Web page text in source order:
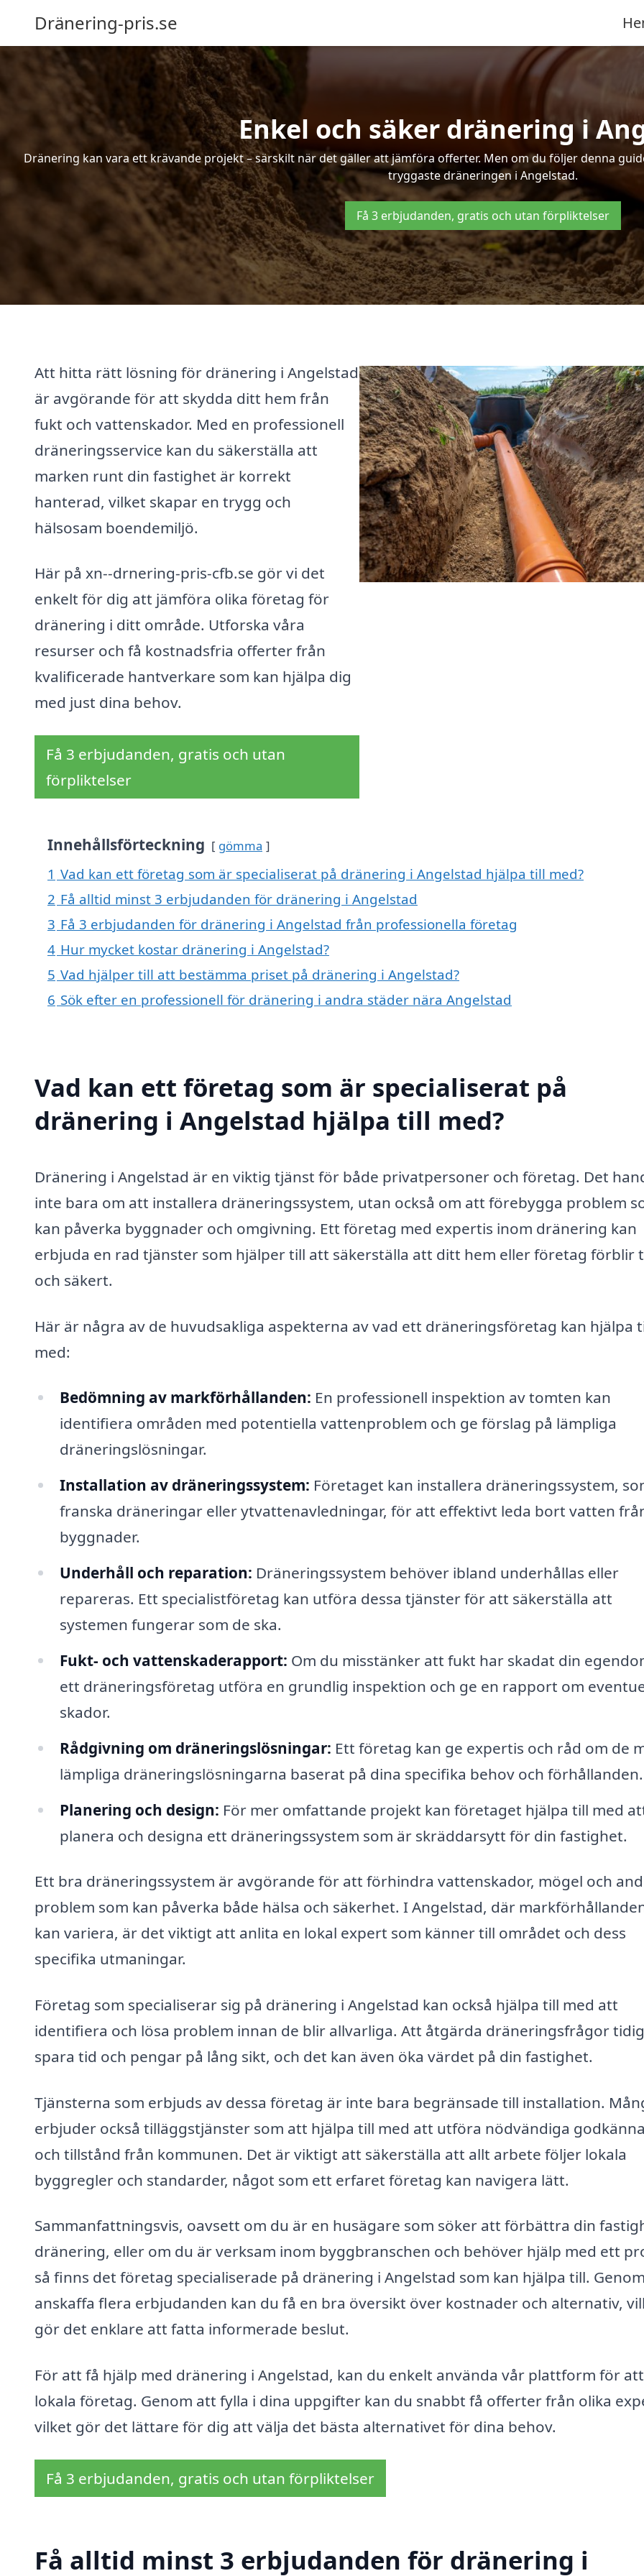
Dränering-pris.se
Enkel och säker dränering i
Dränering kan vara ett krävande projekt – särskilt när det gäller att jämföra offerter. Men om du följer denna
tryggaste dräneringen i Angelstad.
Få 3 erbjudanden, gratis och utan förpliktelser
Att hitta rätt lösning för dränering i Angelstad
är avgörande för att skydda ditt hem från
fukt och vattenskador. Med en professionell
dräneringsservice kan du säkerställa att
marken runt din fastighet är korrekt
hanterad, vilket skapar en trygg och
hälsosam boendemiljö.
Här på xn--drnering-pris-cfb.se gör vi det
enkelt för dig att jämföra olika företag för
dränering i ditt område. Utforska våra
resurser och få kostnadsfria offerter från
kvalificerade hantverkare som kan hjälpa dig
med just dina behov.
Få 3 erbjudanden, gratis och utan
förpliktelser
Innehållsförteckning gömma
1 Vad kan ett företag som är specialiserat på dränering i Angelstad hjälpa till med?
2 Få alltid minst 3 erbjudanden för dränering i Angelstad
3 Få 3 erbjudanden för dränering i Angelstad från professionella företag
4 Hur mycket kostar dränering i Angelstad?
5 Vad hjälper till att bestämma priset på dränering i Angelstad?
6 Sök efter en professionell för dränering i andra städer nära Angelstad
Vad kan ett företag som är specialiserat på
dränering i Angelstad hjälpa till med?
Dränering i Angelstad är en viktig tjänst för både privatpersoner och företag. Det
inte bara om att installera dräneringssystem, utan också om att förebygga problem
kan påverka byggnader och omgivning. Ett företag med expertis inom dränering kan
erbjuda en rad tjänster som hjälper till att säkerställa att ditt hem eller företag förblir
och säkert.
Här är några av de huvudsakliga aspekterna av vad ett dräneringsföretag kan hjälpa
med:
Bedömning av markförhållanden: En professionell inspektion av tomten kan
identifiera områden med potentiella vattenproblem och ge förslag på lämpliga
dräneringslösningar.
Installation av dräneringssystem: Företaget kan installera dräneringssystem,
franska dräneringar eller ytvattenavledningar, för att effektivt leda bort vatten
byggnader.
Underhåll och reparation: Dräneringssystem behöver ibland underhållas eller
repareras. Ett specialistföretag kan utföra dessa tjänster för att säkerställa att
systemen fungerar som de ska.
Fukt- och vattenskaderapport: Om du misstänker att fukt har skadat din
ett dräneringsföretag utföra en grundlig inspektion och ge en rapport om
skador.
Rådgivning om dräneringslösningar: Ett företag kan ge expertis och råd om de
lämpliga dräneringslösningarna baserat på dina specifika behov och förhållanden.
Planering och design: För mer omfattande projekt kan företaget hjälpa till med
planera och designa ett dräneringssystem som är skräddarsytt för din fastighet.
Ett bra dräneringssystem är avgörande för att förhindra vattenskador, mögel och
problem som kan påverka både hälsa och säkerhet. I Angelstad, där
kan variera, är det viktigt att anlita en lokal expert som känner till området och dess
specifika utmaningar.
Företag som specialiserar sig på dränering i Angelstad kan också hjälpa till med att
identifiera och lösa problem innan de blir allvarliga. Att åtgärda dräneringsfrågor
spara tid och pengar på lång sikt, och det kan även öka värdet på din fastighet.
Tjänsterna som erbjuds av dessa företag är inte bara begränsade till installation.
erbjuder också tilläggstjänster som att hjälpa till med att utföra nödvändiga
och tillstånd från kommunen. Det är viktigt att säkerställa att allt arbete följer lokala
byggregler och standarder, något som ett erfaret företag kan navigera lätt.
Sammanfattningsvis, oavsett om du är en husägare som söker att förbättra din
dränering, eller om du är verksam inom byggbranschen och behöver hjälp med ett
så finns det företag specialiserade på dränering i Angelstad som kan hjälpa till.
anskaffa flera erbjudanden kan du få en bra översikt över kostnader och alternativ,
gör det enklare att fatta informerade beslut.
För att få hjälp med dränering i Angelstad, kan du enkelt använda vår plattform för
lokala företag. Genom att fylla i dina uppgifter kan du snabbt få offerter från olika
vilket gör det lättare för dig att välja det bästa alternativet för dina behov.
Få 3 erbjudanden, gratis och utan förpliktelser
Få alltid minst 3 erbjudanden för dränering i